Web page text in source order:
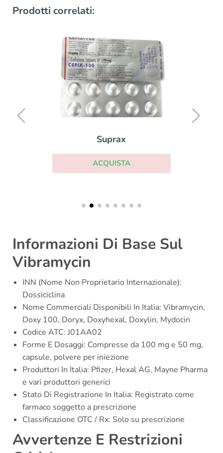
Prodotti correlati:
Suprax
ACQUISTA
Informazioni Di Base Sul
Vibramycin
INN (Nome Non Proprietario Internazionale):
Dossiciclina
Nome Commerciali Disponibili In Italia: Vibramycin,
Doxy 100, Doryx, Doxyhexal, Doxylin, Mydocin
Codice ATC: J01AA02
Forme E Dosaggi: Compresse da 100 mg e 50 mg,
capsule, polvere per iniezione
Produttori In Italia: Pfizer, Hexal AG, Mayne Pharma
e vari produttori generici
Stato Di Registrazione In Italia: Registrato come
farmaco soggetto a prescrizione
Classificazione OTC / Rx: Solo su prescrizione
Avvertenze E Restrizioni